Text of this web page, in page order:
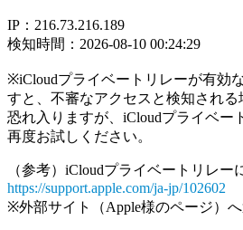
IP：216.73.216.189
検知時間：2026-08-10 00:24:29
※iCloudプライベートリレーが有効
すと、不審なアクセスと検知される
恐れ入りますが、iCloudプライベー
再度お試しください。
（参考）iCloudプライベートリレー
https://support.apple.com/ja-jp/102602
※外部サイト（Apple様のページ）